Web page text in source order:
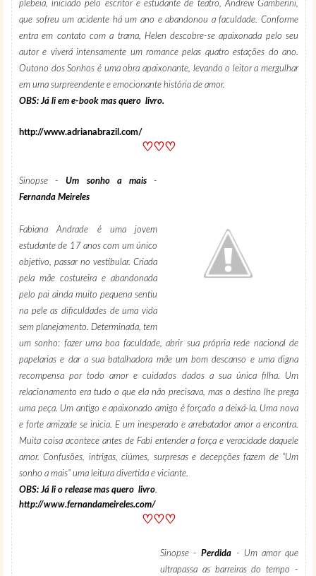
plebeia, iniciado pelo escritor e estudante de teatro, Andrew Gamberini,
que sofreu um acidente há um ano e abandonou a faculdade. Conforme
entra em contato com a trama, Helen descobre-se apaixonada pelo seu
autor e viverá intensamente um romance pelas quatro estações do ano.
Outono dos Sonhos é uma obra apaixonante, levando o leitor a mergulhar
em uma surpreendente e emocionante história de amor.
OBS: Já li em e-book mas quero livro.
http://www.adrianabrazil.com/
♡♡♡
Sinopse -Um sonho a mais -
Fernanda Meireles
Fabiana Andrade é uma jovem
estudante de 17 anos com um único
objetivo, passar no vestibular. Criada
pela mãe costureira e abandonada
pelo pai ainda muito pequena sentiu
na pele as dificuldades de uma vida
sem planejamento. Determinada, tem
um sonho: fazer uma boa faculdade, abrir sua própria rede nacional de
papelarias e dar a sua batalhadora mãe um bom descanso e uma digna
recompensa por todo amor e cuidados dados a sua única filha. Um
relacionamento era tudo o que ela não precisava, mas o destino lhe prega
uma peça. Um antigo e apaixonado amigo é forçado a deixá-la. Uma nova
e forte amizade se inicia. E um inesperado e arrebatador amor a encontra.
Muita coisa acontece antes de Fabi entender a força e veracidade daquele
amor. Confusões, intrigas, ciúmes, surpresas e decepções fazem de “Um
sonho a mais” uma leitura divertida e viciante.
OBS: Já li o release mas quero livro.
http://www.fernandameireles.com/
♡♡♡
Sinopse -Perdida
- Um amor que
ultrapassa as barreiras do tempo -